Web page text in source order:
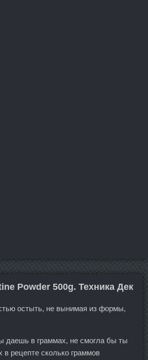
Powder 500g. Техника Дек
остыть, не вынимая из формы,
даешь в граммах, не смогла бы ты
в рецепте сколько граммов